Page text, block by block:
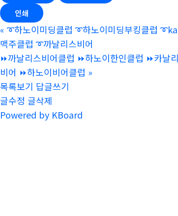
인쇄
« ➰하노이미딩클럽 ➰하노이미딩부킹클럽
맥주클럽 ➰까날리스비어
⏩까날리스비어클럽 ⏩하노이한인클럽 ⏩‍‍카
비어 ‍‍⏩하노이비어클럽 »
목록보기 답글쓰기
글수정 글삭제
Powered by KBoard